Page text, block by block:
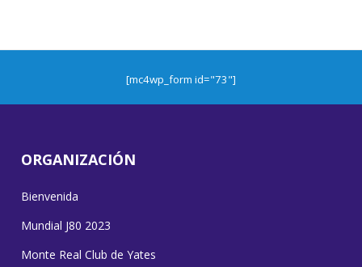
[mc4wp_form id="73"]
ORGANIZACIÓN
Bienvenida
Mundial J80 2023
Monte Real Club de Yates